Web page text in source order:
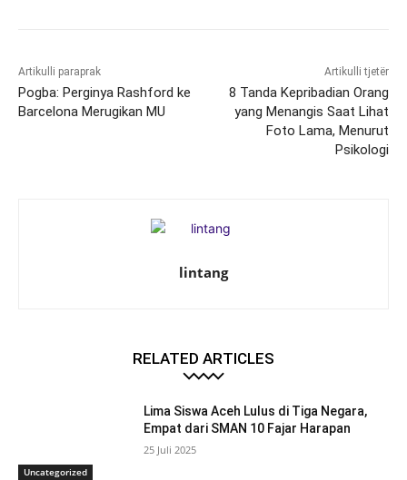
Artikulli paraprak
Pogba: Perginya Rashford ke
Barcelona Merugikan MU
Artikulli tjetër
8 Tanda Kepribadian Orang
yang Menangis Saat Lihat
Foto Lama, Menurut
Psikologi
lintang
RELATED ARTICLES
Uncategorized
Lima Siswa Aceh Lulus di Tiga Negara,
Empat dari SMAN 10 Fajar Harapan
25 Juli 2025